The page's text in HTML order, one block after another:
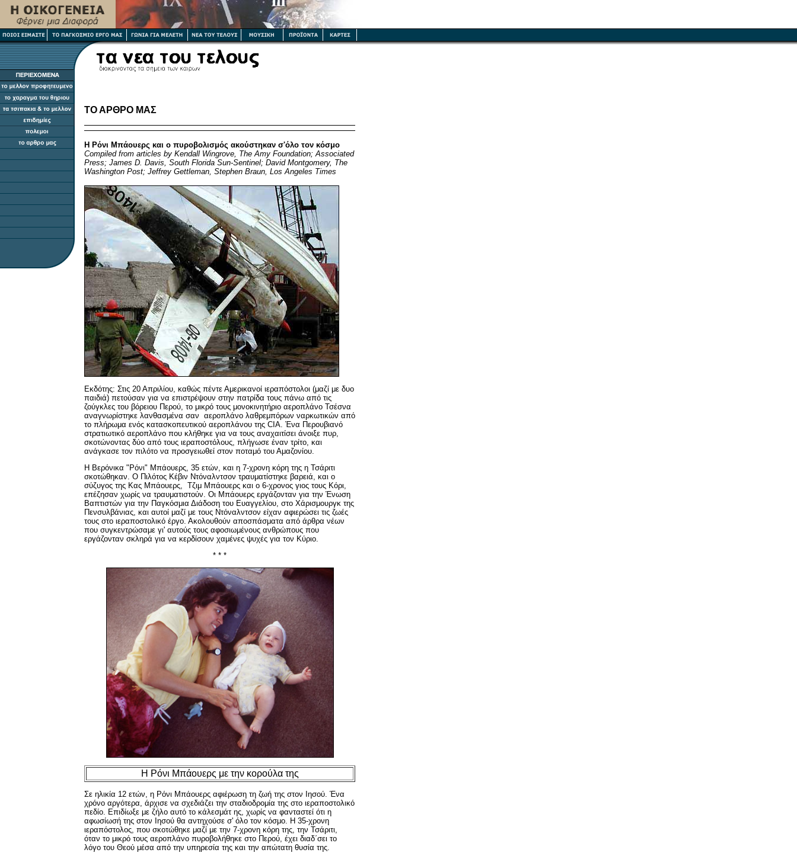
ΤΟ ΑΡΘΡΟ ΜΑΣ
Η Ρόνι Μπάουερς και ο πυροβολισμός ακούστηκαν σ'όλο τον κόσμο
Compiled from articles by Kendall Wingrove, The Amy Foundation; Associated
Press; James D. Davis, South Florida Sun-Sentinel; David Montgomery, The
Washington Post; Jeffrey Gettleman, Stephen Braun, Los Angeles Times
Εκδότης: Στις 20 Απριλίου, καθώς πέντε Αμερικανοί ιεραπόστολοι (μαζί με δυο
παιδιά) πετούσαν για να επιστρέψουν στην πατρίδα τους πάνω από τις
ζούγκλες του βόρειου Περού, το μικρό τους μονοκινητήριο αεροπλάνο Τσέσνα
αναγνωρίστηκε λανθασμένα σαν αεροπλάνο λαθρεμπόρων ναρκωτικών από
το πλήρωμα ενός κατασκοπευτικού αεροπλάνου της CIA. Ένα Περουβιανό
στρατιωτικό αεροπλάνο που κλήθηκε για να τους αναχαιτίσει άνοιξε πυρ,
σκοτώνοντας δύο από τους ιεραποστόλους, πλήγωσε έναν τρίτο, και
ανάγκασε τον πιλότο να προσγειωθεί στον ποταμό του Αμαζονίου.
Η Βερόνικα "Ρόνι" Μπάουερς, 35 ετών, και η 7-χρονη κόρη της η Τσάριτι
σκοτώθηκαν. Ο Πιλότος Κέβιν Ντόναλντσον τραυματίστηκε βαρειά, και ο
σύζυγος της Κας Μπάουερς, Τζιμ Μπάουερς και ο 6-χρονος γιος τους Κόρι,
επέζησαν χωρίς να τραυματιστούν. Οι Μπάουερς εργάζονταν για την Ένωση
Βαπτιστών για την Παγκόσμια Διάδοση του Ευαγγελίου, στο Χάρισμουργκ της
Πενσυλβάνιας, και αυτοί μαζί με τους Ντόναλντσον είχαν αφιερώσει τις ζωές
τους στο ιεραποστολικό έργο. Ακολουθούν αποσπάσματα από άρθρα νέων
που συγκεντρώσαμε γι' αυτούς τους αφοσιωμένους ανθρώπους που
εργάζονταν σκληρά για να κερδίσουν χαμένες ψυχές για τον Κύριο.
* * *
Η Ρόνι Μπάουερς με την κορούλα της
Σε ηλικία 12 ετών, η Ρόνι Μπάουερς αφιέρωση τη ζωή της στον Ιησού. Ένα
χρόνο αργότερα, άρχισε να σχεδιάζει την σταδιοδρομία της στο ιεραποστολικό
πεδίο. Επιδίωξε με ζήλο αυτό το κάλεσμάτ ης, χωρίς να φανταστεί ότι η
αφωσίωσή της στον Ιησού θα αντηχούσε σ' όλο τον κόσμο. Η 35-χρονη
ιεραπόστολος, που σκοτώθηκε μαζί με την 7-χρονη κόρη της, την Τσάριτι,
όταν το μικρό τους αεροπλάνο πυροβολήθηκε στο Περού, έχει διαδ΄σει το
λόγο του Θεού μέσα από την υπηρεσία της και την απώτατη θυσία της.